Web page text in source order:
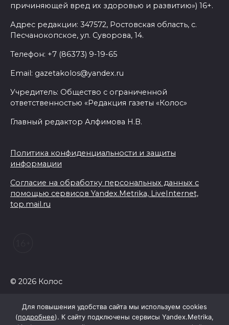
причиняющей вред их здоровью и развитию») 16+.
Адрес редакции: 347572, Ростовская область, с.
Песчанокопское, ул. Суворова, 14.
Телефон: +7 (86373) 9-19-65
Email: gazetakolos@yandex.ru
Учредитель: Общество с ограниченной
ответственностью «Редакция газеты «Колос»
Главный редактор Алфимова Н.В.
Политика конфиденциальности и защиты
информации
Согласие на обработку персональных данных с
помощью сервисов Yandex.Metrika, LiveInternet,
top.mail.ru
© 2026 Колос
Для повышения удобства сайта мы используем cookies
(подробнее). К сайту подключены сервисы Yandex.Metrika,